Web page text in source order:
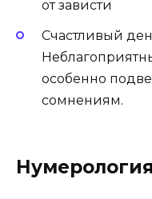
от зависти
Счастливый
особенно
сомнениям.